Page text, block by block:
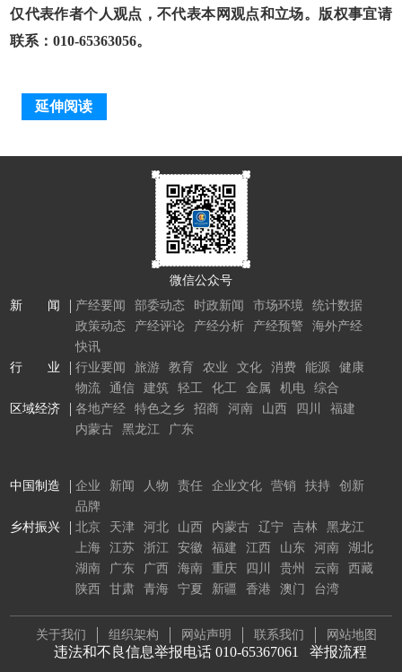
仅代表作者个人观点，不代表本网观点和立场。版权事宜请
联系：010-65363056。
延伸阅读
微信公众号
新 闻
产经要闻 部委动态 时政新闻 市场环境
统计数据
政策动态
产经评论 产经分析 产经预警
海外产经
快讯
行 业
行业要闻 旅游 教育 农业 文化 消费 能源
健康
物流
通信 建筑 轻工 化工 金属 机电
综合
区域经济
各地产经 特色之乡 招商 河南 山西 四川
福建
内蒙古
黑龙江 广东
中国制造 企业 新闻 人物 责任 企业文化 营销 扶持
创新
品牌
乡村振兴
北京 天津 河北 山西 内蒙古 辽宁 吉林
黑龙江
上海
江苏 浙江 安徽 福建 江西 山东 河南
湖北
湖南
广东 广西 海南 重庆 四川 贵州 云南
西藏
陕西
甘肃 青海 宁夏 新疆 香港 澳门 台湾
关于我们 组织架构 网站声明 联系我们 网站地图
违法和不良信息举报电话 010-65367061 举报流程